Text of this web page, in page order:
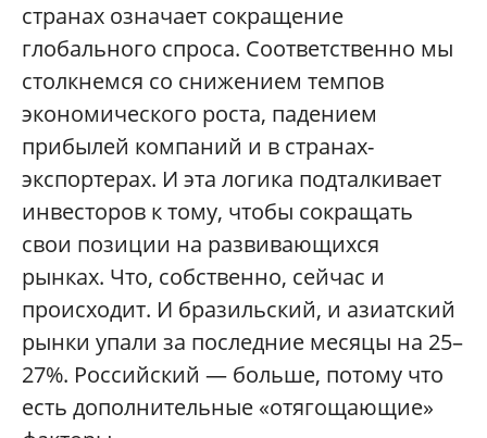
странах означает сокращение
глобального спроса. Соответственно мы
столкнемся со снижением темпов
экономического роста, падением
прибылей компаний и в странах-
экспортерах. И эта логика подталкивает
инвесторов к тому, чтобы сокращать
свои позиции на развивающихся
рынках. Что, собственно, сейчас и
происходит. И бразильский, и азиатский
рынки упали за последние месяцы на 25–
27%. Российский — больше, потому что
есть дополнительные «отягощающие»